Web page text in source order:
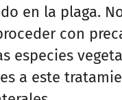
en la plaga.
con
especies
a este